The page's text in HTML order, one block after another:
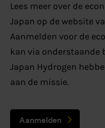
Lees meer over de
Japan op de website
Aanmelden voor de
kan via onderstaande
Japan Hydrogen
aan de missie.
Aanmelden